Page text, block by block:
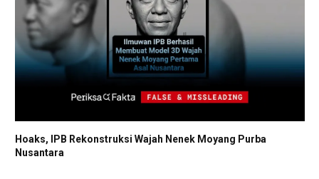
Hoaks, IPB Rekonstruksi Wajah Nenek Moyang Purba
Nusantara